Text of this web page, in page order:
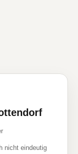
nicht eindeutig